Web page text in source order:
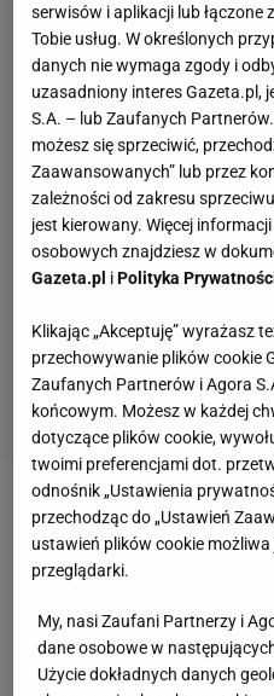
Zobacz wideo Ile medali
olimpijskich w Tokio?
I jak dodaje agencja AP,
71. Ostatnimi
wyniki testów, są Kara
serwisów i aplikacji lub
Tobie usług. W określonych
danych nie wymaga zgody i
uzasadniony interes Gazeta.pl,
S.A. – lub Zaufanych
możesz się sprzeciwić,
Zaawansowanych” lub przez
zależności od zakresu
jest kierowany. Więcej
osobowych znajdziesz w
Gazeta.pl iPolityka
Klikając „Akceptuję” wyrażasz
przechowywanie plików cookie
Zaufanych Partnerów i Agora
końcowym. Możesz w każdej
dotyczące plików cookie,
twoimi preferencjami dot.
odnośnik „Ustawienia
przechodząc do „Ustawień
ustawień plików cookie
przeglądarki.
My, nasi Zaufani Partnerzy i
dane osobowe w
Użycie dokładnych danych